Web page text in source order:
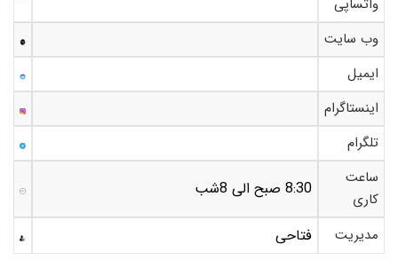
واتساپی
وب سایت
ایمیل
اینستاگرام
تلگرام
ساعت
کاری
8:30 صبح الی 8شب
مدیریت فتاحی